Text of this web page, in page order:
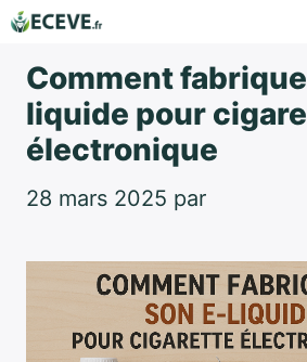
Aller
contenu
Comment
liquide pour
électronique
28 mars 2025 par